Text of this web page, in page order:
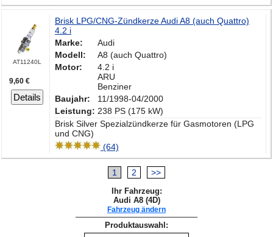
AT11240L
9,60 €
Details
Brisk LPG/CNG-Zündkerze Audi A8 (auch Quattro)
4.2 i
Marke:
Audi
Modell:
A8 (auch Quattro)
Motor:
4.2 i
ARU
Benziner
Baujahr:
11/1998-04/2000
Leistung: 238 PS (175 kW)
Brisk Silver Spezialzündkerze für Gasmotoren (LPG
und CNG)
(64)
1 2 >>
Ihr Fahrzeug:
Audi A8 (4D)
Fahrzeug ändern
Produktauswahl: